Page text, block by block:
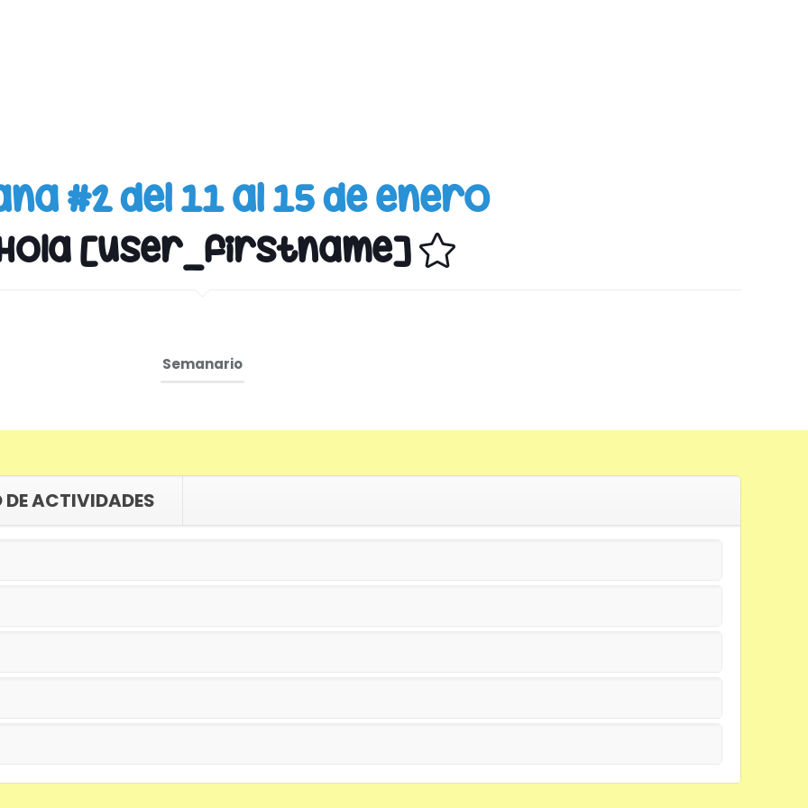
#2 del 11 al 15 de enero
[user_firstname]
Semanario
DE ACTIVIDADES